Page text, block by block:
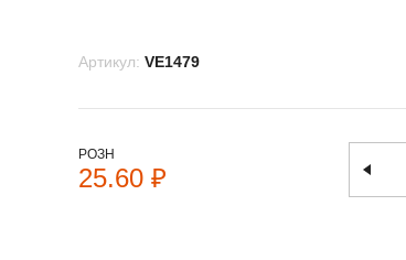
Артикул: VE1479
РОЗН
25.60 ₽